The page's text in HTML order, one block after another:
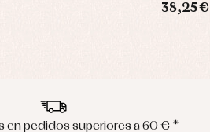
38,25 €
en pedidos superiores a 60 € *